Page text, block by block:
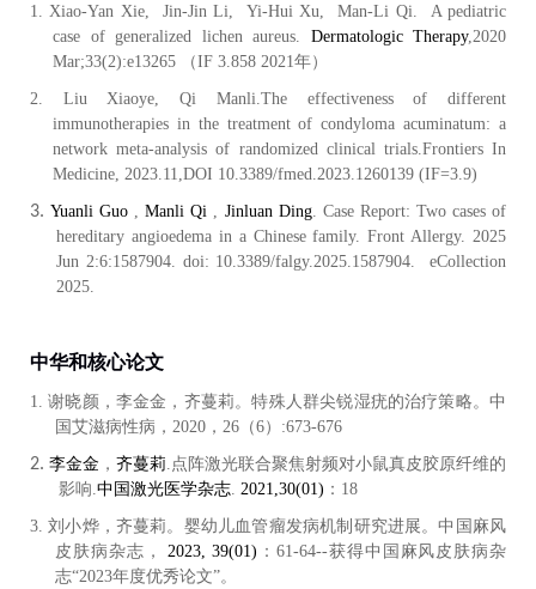
1. Xiao-Yan Xie, Jin-Jin Li, Yi-Hui Xu, Man-Li Qi. A pediatric
case of generalized lichen aureus. Dermatologic Therapy,2020
Mar;33(2):e13265 （IF 3.858 2021年）
2. Liu Xiaoye, Qi Manli.The effectiveness of different
immunotherapies in the treatment of condyloma acuminatum: a
network meta-analysis of randomized clinical trials.Frontiers In
Medicine, 2023.11,DOI 10.3389/fmed.2023.1260139 (IF=3.9)
3.Yuanli Guo ,Manli Qi Jinluan Ding. Case Report: Two cases of
hereditary angioedema in a Chinese family.Front Allergy. 2025
Jun 2:6:1587904. doi: 10.3389/falgy.2025.1587904.
eCollection
2025.
中华和核心论文
1.谢晓颜，李金金，齐蔓莉。特殊人群尖锐湿疣的治疗策略。中
国艾滋病性病， 2020，26（6）:673-676
2. 李金金 ， 齐蔓莉 .点阵激光联合聚焦射频对小鼠真皮胶原纤维的
影响. 中国激光医学杂志 2021,30(01) ： 18
3.刘小烨，齐蔓莉。婴幼儿血管瘤发病机制研究进展。中国麻风
皮肤病杂志，
2023, 39(01) ：61-64--获得中国麻风皮肤病杂
志“2023年度优秀论文”。